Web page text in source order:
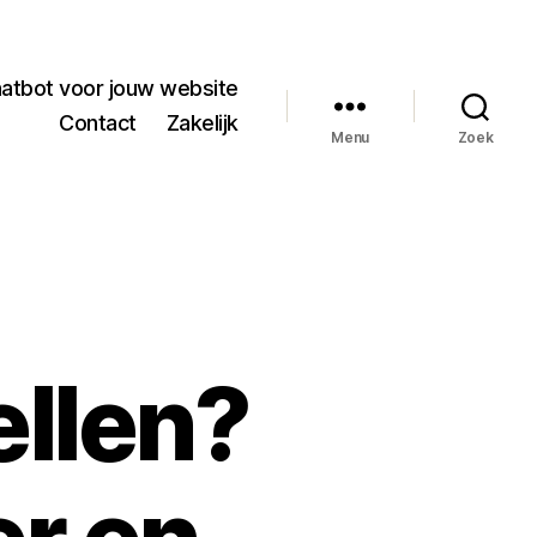
voor jouw website
Contact
Zakelijk
Menu Zoek